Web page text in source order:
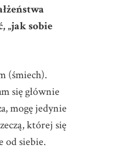
„jak sobie
(śmiech).
się głównie
mogę jedynie
której się
od siebie.